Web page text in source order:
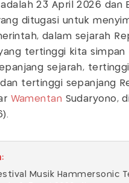
adalah 23 April 2026 dan
ditugasi untuk
dalam sejarah
tertinggi kita simpan
sejarah,
dan tertinggi sepanjang
Wamentan Sudaryono,
Musik Hammersonic